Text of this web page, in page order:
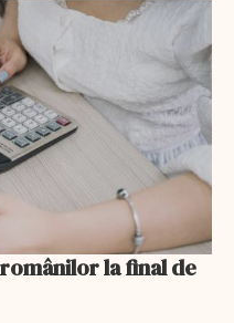
la final de